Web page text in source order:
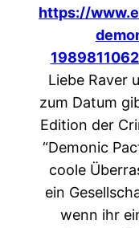
https://
Liebe Raver
zum Datum
Edition der
“Demonic
coole
ein
wenn ihr